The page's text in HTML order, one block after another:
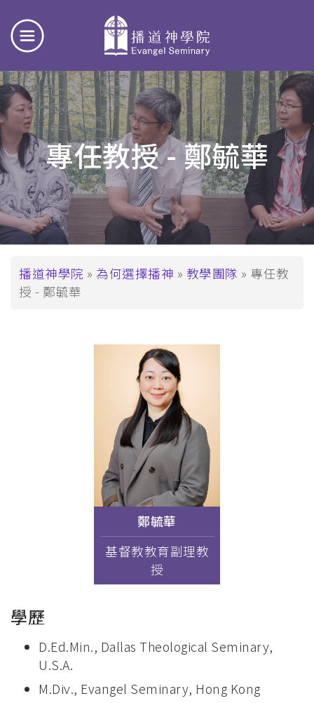
專任教授 - 鄭毓華
導
航
播道神學院 為何選擇播神 教學團隊
專任教
授 - 鄭毓華
鄭毓華
基督教教育副理教
授
學歷
D.Ed.Min., Dallas Theological Seminary,
U.S.A.
M.Div., Evangel Seminary, Hong Kong